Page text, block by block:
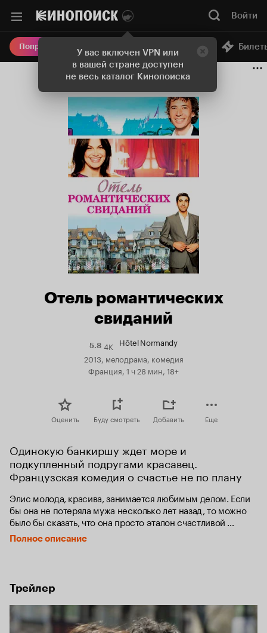
У вас включен VPN или
в вашей стране доступен
не весь каталог Кинопоиска
Войти
Попробовать Плюс Онлайн-кинотеатр
Отель романтических
свиданий
5.8Рейтинг
Кинопоиска
5.8
4K Hôtel Normandy
2013, мелодрама, комедия
Франция, 1 ч 28 мин, 18+
Оценить Буду смотреть Добавить Еще
Одинокую банкиршу ждет море и
подкупленный подругами красавец.
Французская комедия о счастье не по плану
Элис молода, красива, занимается любимым делом. Если
бы она не потеряла мужа несколько лет назад, то можно
было бы сказать, что она просто эталон счастливой
женщины. Ближайшие подруги полны решимости выдать
ее замуж. Именно для этого они отправляют Элис в самый
Полное описание
Трейлер